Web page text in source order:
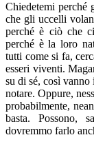
Chiedetemi
che gli uccelli
perché è ciò che
perché è la loro
tutti come si fa,
esseri viventi.
su di sé, così
notare. Oppure,
probabilmente,
basta. Possono,
dovremmo farlo